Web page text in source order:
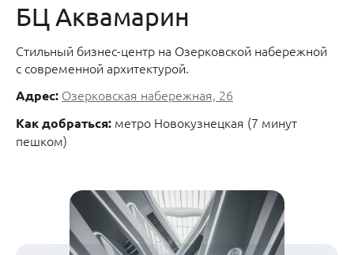
БЦ Аквамарин
Стильный бизнес-центр на Озерковской набережной
с современной архитектурой.
Адрес: Озерковская набережная, 26
Как добраться: метро Новокузнецкая (7 минут
пешком)